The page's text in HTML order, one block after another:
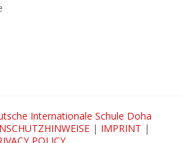
Internationale Schule Doha
| IMPRINT |